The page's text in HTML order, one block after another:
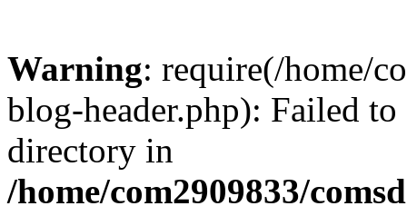
Warning: require(/home/
blog-header.php): Failed
directory in
/home/com2909833/